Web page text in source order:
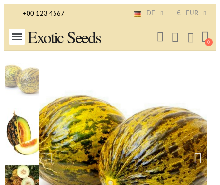
+00 123 4567 DE € EUR
Exotic Seeds